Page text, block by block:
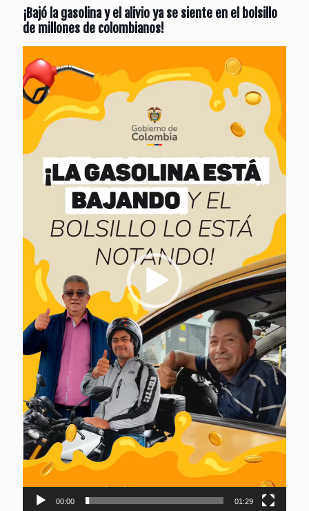
¡Bajó la gasolina y el alivio ya se siente en el bolsillo
de millones de colombianos!
de
vídeo
00:00 01:29